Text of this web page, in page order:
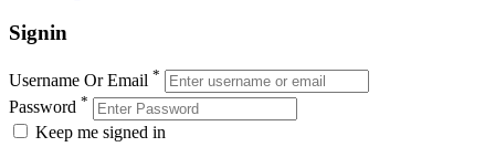
Signin
Username Or Email *
Password *
Keep me signed in